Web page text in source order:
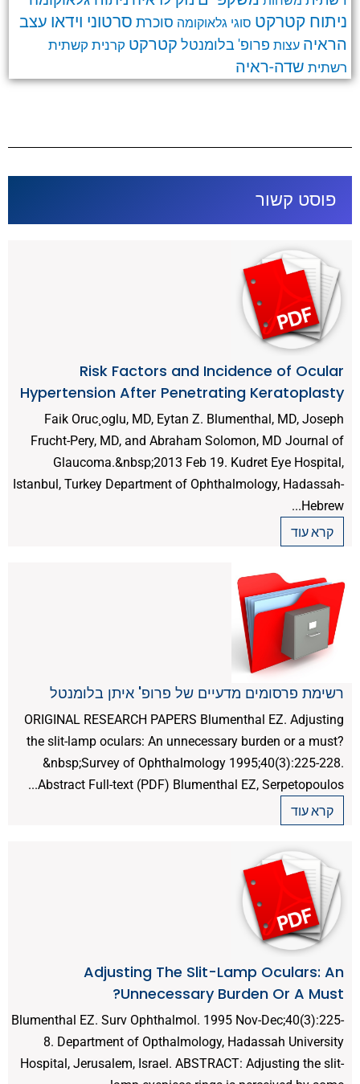
ניתוח קטרקט סוגי גלאוקומה סוכרת סרטוני וידאו עצב
הראיה עצות פרופ' בלומנטל קטרקט קרנית קשתית
רשתית שדה-ראיה
פוסט קשור
Risk Factors and Incidence of Ocular
Hypertension After Penetrating Keratoplasty
Faik Oruc¸oglu, MD, Eytan Z. Blumenthal, MD, Joseph
Frucht-Pery, MD, and Abraham Solomon, MD Journal of
Glaucoma.&nbsp;2013 Feb 19. Kudret Eye Hospital,
Istanbul, Turkey Department of Ophthalmology, Hadassah-
Hebrew...
קרא עוד
רשימת פרסומים מדעיים של פרופ' איתן בלומנטל
ORIGINAL RESEARCH PAPERS Blumenthal EZ. Adjusting
the slit-lamp oculars: An unnecessary burden or a must?
&nbsp;Survey of Ophthalmology 1995;40(3):225-228.
Abstract Full-text (PDF) Blumenthal EZ, Serpetopoulos...
קרא עוד
Adjusting The Slit-Lamp Oculars: An
Unnecessary Burden Or A Must?
Blumenthal EZ. Surv Ophthalmol. 1995 Nov-Dec;40(3):225-
8. Department of Opthalmology, Hadassah University
Hospital, Jerusalem, Israel. ABSTRACT: Adjusting the slit-